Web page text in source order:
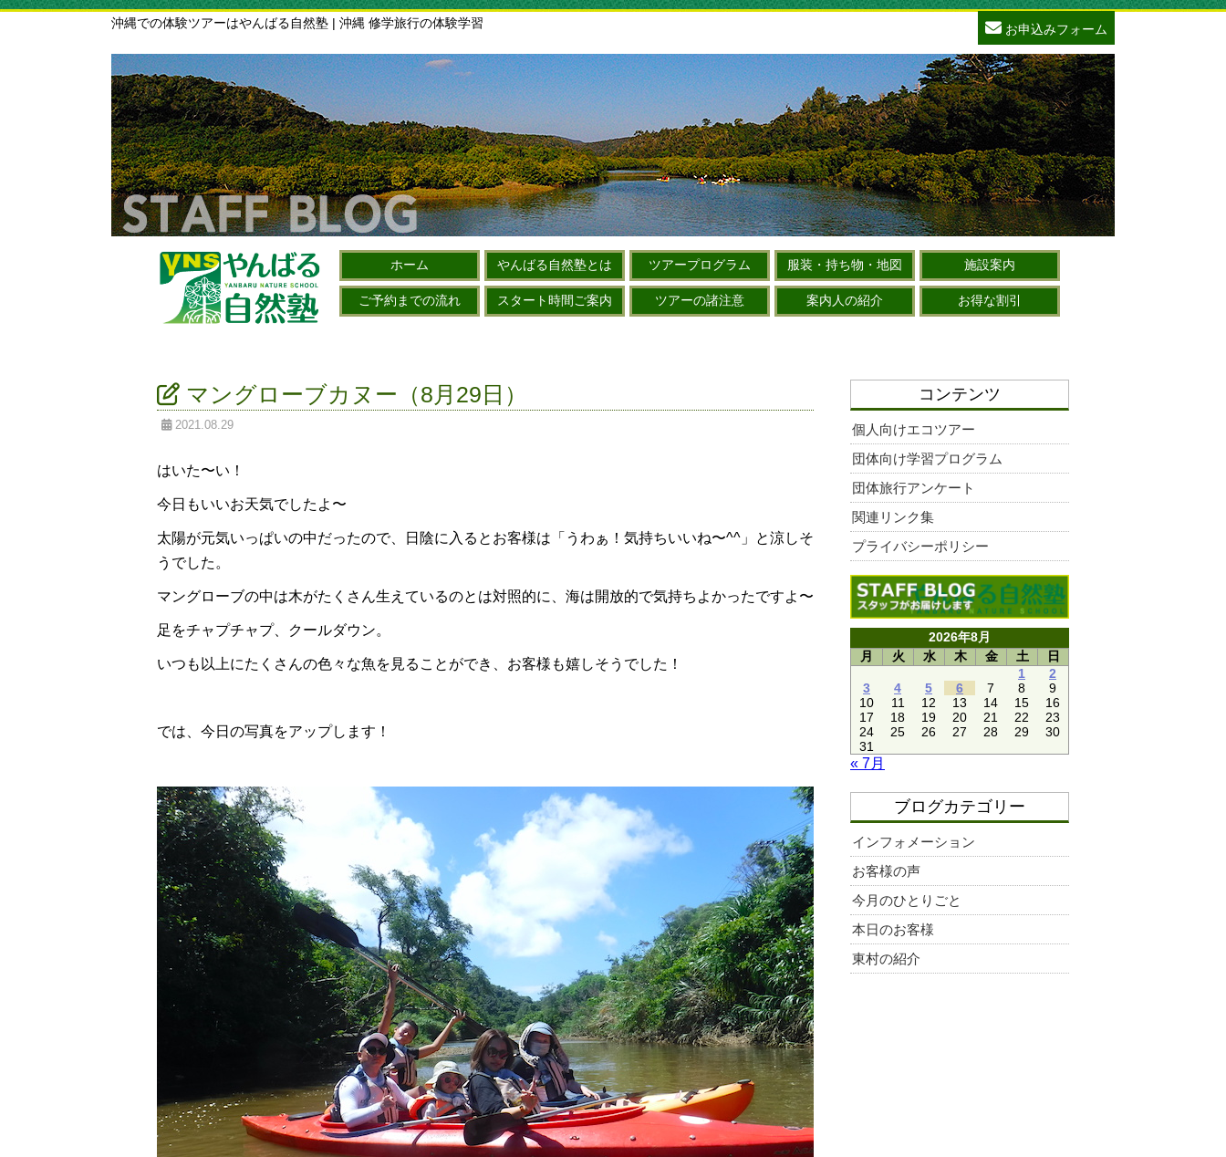
沖縄での体験ツアーはやんばる自然塾 | 沖縄 修学旅行の体験学習 お申込みフォーム
ホーム やんばる自然塾とは ツアープログラム 服装・持ち物・地図 施設案内
ご予約までの流れ スタート時間ご案内 ツアーの諸注意 案内人の紹介 お得な割引
マングローブカヌー（8月29日）
2021.08.29
はいた〜い！
今日もいいお天気でしたよ〜
太陽が元気いっぱいの中だったので、日陰に入るとお客様は「うわぁ！気持ちいいね〜^^」と涼しそ
うでした。
マングローブの中は木がたくさん生えているのとは対照的に、海は開放的で気持ちよかったですよ〜
足をチャプチャプ、クールダウン。
いつも以上にたくさんの色々な魚を見ることができ、お客様も嬉しそうでした！
では、今日の写真をアップします！
コンテンツ
個人向けエコツアー
団体向け学習プログラム
団体旅行アンケート
関連リンク集
プライバシーポリシー
2026年8月
月
火 水 木 金 土
日
1
2
3
4 5 6 7 8
9
10
11 12 13 14 15
16
17
18 19 20 21 22
23
24
25 26 27 28 29
30
31
« 7月
ブログカテゴリー
インフォメーション
お客様の声
今月のひとりごと
本日のお客様
東村の紹介